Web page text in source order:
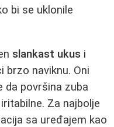
bi se uklonile
slankast ukus i
brzo naviknu. Oni
da površina zuba
Za najbolje
sa uređajem kao